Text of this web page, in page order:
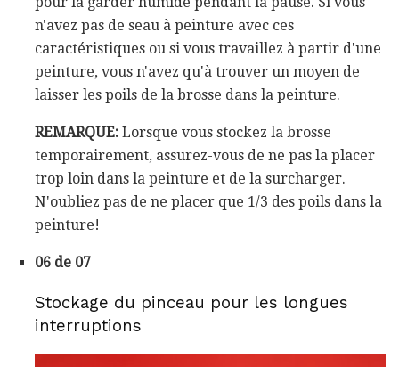
n'avez pas de seau à peinture avec ces
caractéristiques ou si vous travaillez à partir d'une
peinture, vous n'avez qu'à trouver un moyen de
laisser les poils de la brosse dans la peinture.
REMARQUE: Lorsque vous stockez la brosse
temporairement, assurez-vous de ne pas la placer
trop loin dans la peinture et de la surcharger.
N'oubliez pas de ne placer que 1/3 des poils dans la
peinture!
06 de 07
Stockage du pinceau pour les longues
interruptions